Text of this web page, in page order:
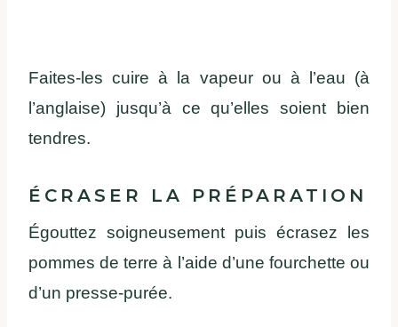
Faites-les cuire à la vapeur ou à l’eau (à
l’anglaise) jusqu’à ce qu’elles soient bien
tendres.
ÉCRASER LA PRÉPARATION
Égouttez soigneusement puis écrasez les
pommes de terre à l’aide d’une fourchette ou
d’un presse-purée.